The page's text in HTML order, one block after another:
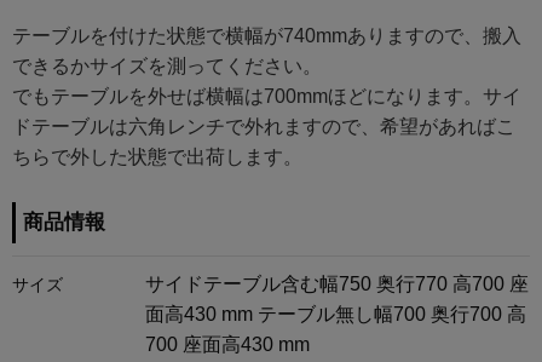
テーブルを付けた状態で横幅が740mmありますので、搬入
できるかサイズを測ってください。
でもテーブルを外せば横幅は700mmほどになります。サイ
ドテーブルは六角レンチで外れますので、希望があればこ
ちらで外した状態で出荷します。
商品情報
サイズ
サイドテーブル含む幅750 奥行770 高700 座
面高430 mm テーブル無し幅700 奥行700 高
700 座面高430 mm